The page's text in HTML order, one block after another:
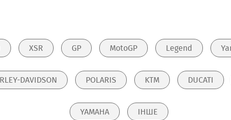
XSR GP MotoGP Legend
DAVIDSON POLARIS KTM DUCATI
YAMAHA ІНШЕ